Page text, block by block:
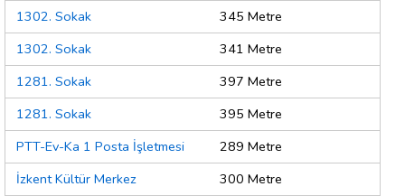
1302. Sokak
345 Metre
1302. Sokak
341 Metre
1281. Sokak
397 Metre
1281. Sokak
395 Metre
PTT-Ev-Ka 1 Posta İşletmesi
289 Metre
İzkent Kültür Merkez
300 Metre